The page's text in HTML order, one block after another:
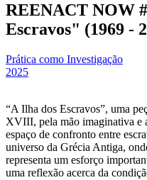
REENACT NOW
Escravos" (1969 -
Prática como Investigação
2025
“A Ilha dos Escravos”, uma
XVIII, pela mão imaginativa e
espaço de confronto entre
universo da Grécia Antiga,
representa um esforço
uma reflexão acerca da